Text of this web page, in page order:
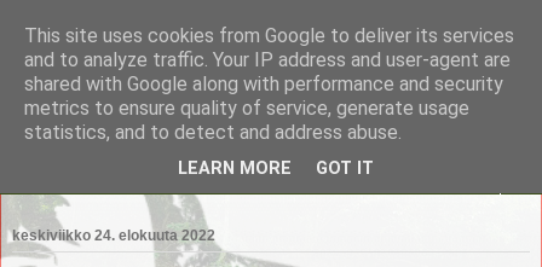
Saimaan Metsänomistajat
Saimaan Metsänomistajat
keskiviikko 24. elokuuta 2022
This site uses cookies from Google to deliver its services
and to analyze traffic. Your IP address and user-agent are
shared with Google along with performance and security
metrics to ensure quality of service, generate usage
statistics, and to detect and address abuse.
LEARN MORE GOT IT